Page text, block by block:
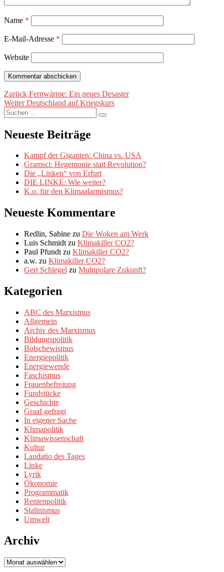
Name *
E-Mail-Adresse *
Website
Beitragsnavigation
Zurück Vorheriger
Beitrag:
Fernwärme: Ein neues Desaster
Weiter Nächster
Beitrag:
Deutschland auf Kriegskurs
Suche
nach:
Suchen
Neueste Beiträge
Kampf der Giganten: China vs. USA
Gramsci: Hegemonie statt Revolution?
Die „Linken“ von Erfurt
DIE LINKE: Wie weiter?
K.o. für den Klimaalarmismus?
Neueste Kommentare
Redlin, Sabine zu Die Woken am Werk
Luis Schmidt zu Klimakiller CO2?
Paul Pfundt zu Klimakiller CO2?
a.w. zu Klimakiller CO2?
Gert Schlegel zu Multipolare Zukunft?
Kategorien
ABC des Marxismus
Allgemein
Archiv des Marxismus
Bildungspolitik
Bolschewismus
Energiepolitik
Energiewende
Faschismus
Frauenbefreiung
Fundstücke
Geschichte
Graaf gefragt
In eigener Sache
Klimapolitik
Klimawissenschaft
Kultur
Laudatio des Tages
Linke
Lyrik
Ökonomie
Programmatik
Rentenpolitik
Stalinismus
Umwelt
Archiv
Archiv